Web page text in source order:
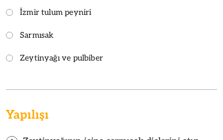
İzmir tulum peyniri
Sarmısak
Zeytinyağı ve pulbiber
Yapılışı